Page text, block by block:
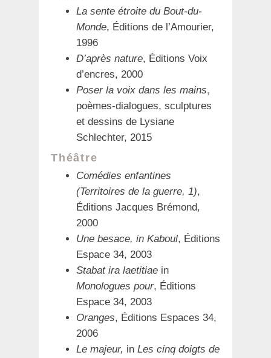
La sente étroite du Bout-du-
Monde, Éditions de l’Amourier,
1996
D’après nature, Éditions Voix
d’encres, 2000
Poser la voix dans les mains,
poèmes-dialogues, sculptures
et dessins de Lysiane
Schlechter, 2015
Théâtre
Comédies enfantines
(Territoires de la guerre, 1),
Éditions Jacques Brémond,
2000
Une besace, in Kaboul, Éditions
Espace 34, 2003
Stabat ira laetitiae in
Monologues pour, Éditions
Espace 34, 2003
Oranges, Éditions Espaces 34,
2006
Le majeur, in Les cinq doigts de